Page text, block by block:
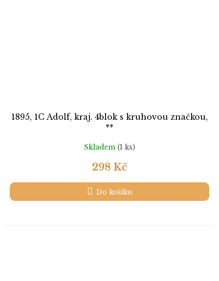
1895, 1C Adolf, kraj. 4blok s kruhovou značkou,
**
Skladem (1 ks)
298 Kč
Do košíku